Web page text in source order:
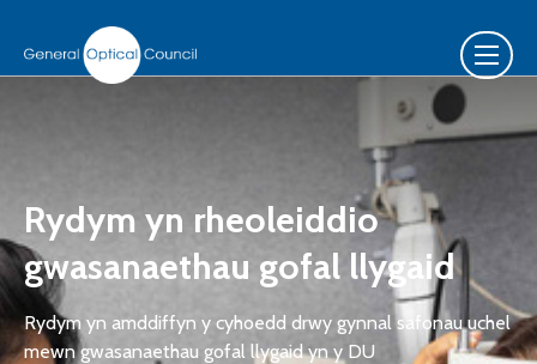
Rydym yn rheoleiddio
gwasanaethau gofal llygaid
Rydym yn amddiffyn y cyhoedd drwy gynnal safonau uchel
mewn gwasanaethau gofal llygaid yn y DU